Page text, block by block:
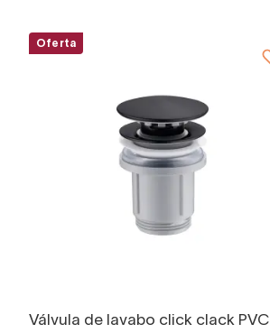
Oferta
Válvula de lavabo click clack PVC